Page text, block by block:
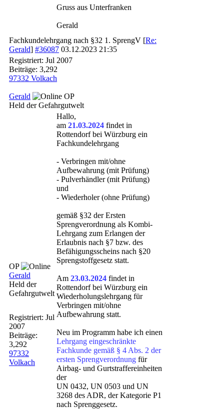
Gruss aus Unterfranken
Gerald
Fachkundelehrgang nach §32 1. SprengV [Re:
Gerald] #36087 03.12.2023 21:35
Registriert: Jul 2007
Beiträge: 3,292
97332 Volkach
Gerald
OP
Held der Gefahrgutwelt
OP
Gerald
Held der
Gefahrgutwelt
Registriert: Jul
2007
Beiträge:
3,292
97332
Volkach
Hallo,
am 21.03.2024 findet in
Rottendorf bei Würzburg ein
Fachkundelehrgang
- Verbringen mit/ohne
Aufbewahrung (mit Prüfung)
- Pulverhändler (mit Prüfung)
und
- Wiederholer (ohne Prüfung)
gemäß §32 der Ersten
Sprengverordnung als Kombi-
Lehrgang zum Erlangen der
Erlaubnis nach §7 bzw. des
Befähigungsscheins nach §20
Sprengstoffgesetz statt.
Am 23.03.2024 findet in
Rottendorf bei Würzburg ein
Wiederholungslehrgang für
Verbringen mit/ohne
Aufbewahrung statt.
Neu im Programm habe ich einen
Lehrgang eingeschränkte
Fachkunde gemäß § 4 Abs. 2 der
ersten Sprengverordnung für
Airbag- und Gurtstraffereinheiten
der
UN 0432, UN 0503 und UN
3268 des ADR, der Kategorie P1
nach Sprenggesetz.